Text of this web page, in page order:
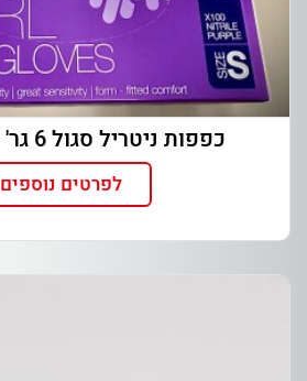
כפפות ניטריל סגול 6 גר' – ONEDER
לפרטים נוספים